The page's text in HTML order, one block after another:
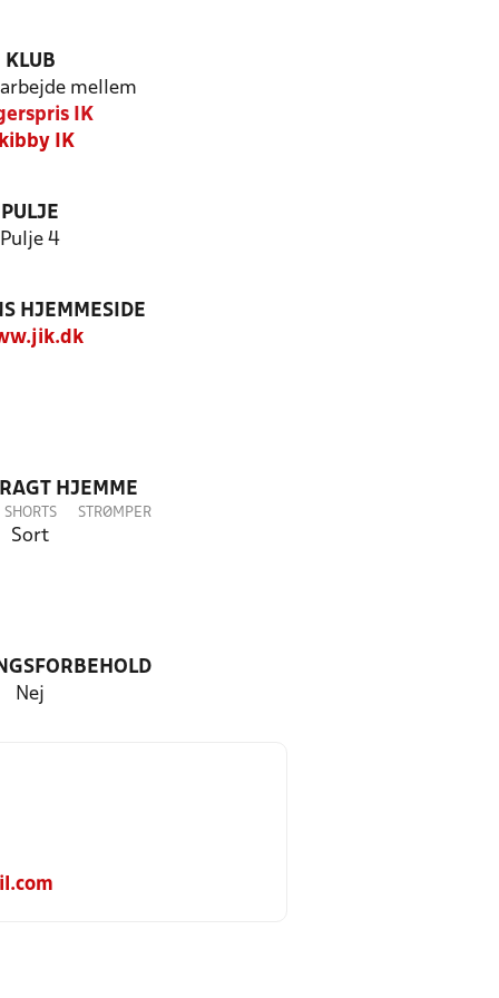
KLUB
mellem
IK
IK
PULJE
Pulje 4
HJEMMESIDE
HJEMME
SHORTS
Sort
STRØMPER
Nej